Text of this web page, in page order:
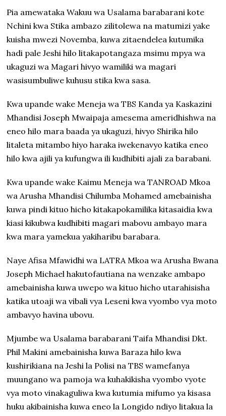
Pia amewataka Wakuu wa Usalama barabarani kote
Nchini kwa Stika ambazo zilitolewa na matumizi yake
kuisha mwezi Novemba, kuwa zitaendelea kutumika
hadi pale Jeshi hilo litakapotangaza msimu mpya wa
ukaguzi wa Magari hivyo wamiliki wa magari
wasisumbuliwe kuhusu stika kwa sasa.
Kwa upande wake Meneja wa TBS Kanda ya Kaskazini
Mhandisi Joseph Mwaipaja amesema ameridhishwa na
eneo hilo mara baada ya ukaguzi, hivyo Shirika hilo
litaleta mitambo hiyo haraka iwekenavyo katika eneo
hilo kwa ajili ya kufungwa ili kudhibiti ajali za barabani.
Kwa upande wake Kaimu Meneja wa TANROAD Mkoa
wa Arusha Mhandisi Chilumba Mohamed amebainisha
kuwa pindi kituo hicho kitakapokamilika kitasaidia kwa
kiasi kikubwa kudhibiti magari mabovu ambayo mara
kwa mara yamekua yakiharibu barabara.
Naye Afisa Mfawidhi wa LATRA Mkoa wa Arusha Bwana
Joseph Michael hakutofautiana na wenzake ambapo
amebainisha kuwa uwepo wa kituo hicho utarahisisha
katika utoaji wa vibali vya Leseni kwa vyombo vya moto
ambavyo havina ubovu.
Mjumbe wa Usalama barabarani Taifa Mhandisi Dkt.
Phil Makini amebainisha kuwa Baraza hilo kwa
kushirikiana na Jeshi la Polisi na TBS wamefanya
muungano wa pamoja wa kuhakikisha vyombo vyote
vya moto vinakaguliwa kwa kutumia mifumo ya kisasa
huku akibainisha kuwa eneo la Longido ndiyo litakua la